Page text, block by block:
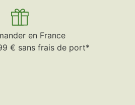
en France
€ sans frais de port*